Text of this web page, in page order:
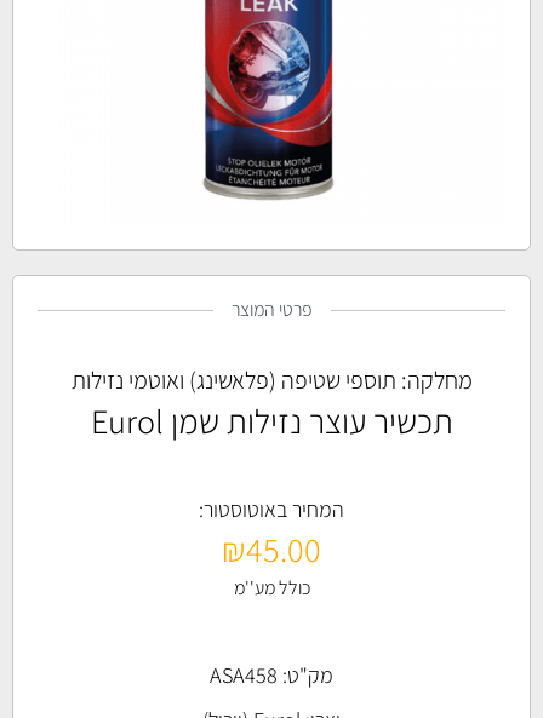
פרטי המוצר
מחלקה: תוספי שטיפה (פלאשינג) ואוטמי נזילות
תכשיר עוצר נזילות שמן Eurol
המחיר באוטוסטור:
₪45.00
כולל מע''מ
מק"ט: ASA458